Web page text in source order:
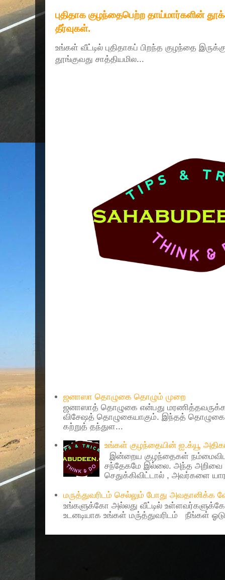
புதிதாக குழந்தைபெற்ற தாய்மார்களின்
தீர்வுகள்.
உங்கள் வீட்டில் புதிதாகப் பிறந்த குழந்தை
தூங்குவது சாத்தியமில...
ஜனாஸா தொழுகை தொழும் முறை
ஜனாஸாத் தொழுகை என்பது
விசேஷத் தொழுகையாகும். இந்தத்
கற்றுத் தந்துள...
உங்கள் குழந்தையின் ஐ.க்யூ
இன்றைய குழந்தைகள்
சந்தேகமே இல்லை. அந்த
செதுக்கிவிட்டால் , அவர்களை
மருத்துவரிடம் செல்லும் போது அவதானிக்க
உங்களுக்கோ அல்லது வீட்டில்
உடனடியாக உங்கள் மரு்த்துவரிடம் நீங்கள்